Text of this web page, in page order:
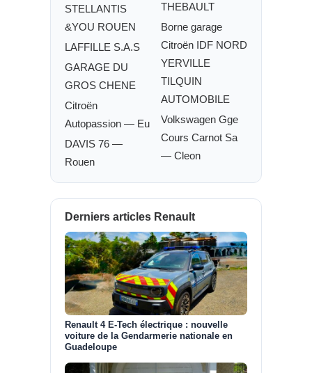
STELLANTIS
&YOU ROUEN
LAFFILLE S.A.S
GARAGE DU
GROS CHENE
Citroën
Autopassion — Eu
DAVIS 76 —
Rouen
THEBAULT
Borne garage
Citroën IDF NORD
YERVILLE
TILQUIN
AUTOMOBILE
Volkswagen Gge
Cours Carnot Sa
— Cleon
Derniers articles Renault
Renault 4 E-Tech électrique : nouvelle
voiture de la Gendarmerie nationale en
Guadeloupe